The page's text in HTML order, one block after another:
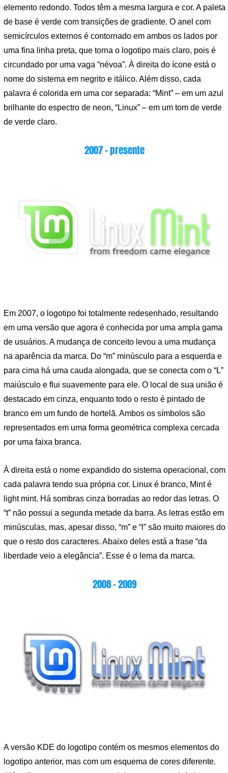
elemento redondo. Todos têm a mesma largura e cor. A paleta
de base é verde com transições de gradiente. O anel com
semicírculos externos é contornado em ambos os lados por
uma fina linha preta, que torna o logotipo mais claro, pois é
circundado por uma vaga “névoa”. À direita do ícone está o
nome do sistema em negrito e itálico. Além disso, cada
palavra é colorida em uma cor separada: “Mint” – em um azul
brilhante do espectro de neon, “Linux” – em um tom de verde
de verde claro.
2007 – presente
Em 2007, o logotipo foi totalmente redesenhado, resultando
em uma versão que agora é conhecida por uma ampla gama
de usuários. A mudança de conceito levou a uma mudança
na aparência da marca. Do “m” minúsculo para a esquerda e
para cima há uma cauda alongada, que se conecta com o “L”
maiúsculo e flui suavemente para ele. O local de sua união é
destacado em cinza, enquanto todo o resto é pintado de
branco em um fundo de hortelã. Ambos os símbolos são
representados em uma forma geométrica complexa cercada
por uma faixa branca.
À direita está o nome expandido do sistema operacional, com
cada palavra tendo sua própria cor. Linux é branco, Mint é
light mint. Há sombras cinza borradas ao redor das letras. O
“t” não possui a segunda metade da barra. As letras estão em
minúsculas, mas, apesar disso, “m” e “l” são muito maiores do
que o resto dos caracteres. Abaixo deles está a frase “da
liberdade veio a elegância”. Esse é o lema da marca.
2008 – 2009
A versão KDE do logotipo contém os mesmos elementos do
logotipo anterior, mas com um esquema de cores diferente.